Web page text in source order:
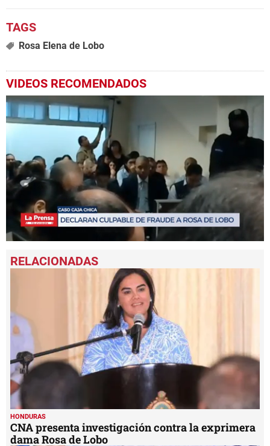
Rosa Elena de Lobo
VIDEOS RECOMENDADOS
seconds
of
HONDURAS
CNA presenta investigación contra la exprimera
dama Rosa de Lobo